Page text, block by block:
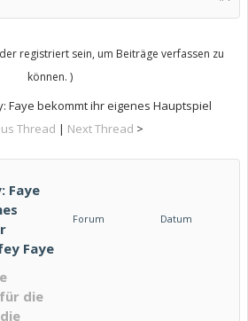
registriert sein, um Beiträge verfassen zu
können. )
Faye bekommt ihr eigenes Hauptspiel
Thread | Next Thread >
Faye
Faye
Forum Datum
die